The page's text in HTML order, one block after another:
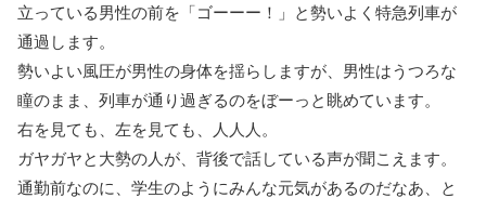
立っている男性の前を「ゴーーー！」と勢いよく特急列車が
通過します。
勢いよい風圧が男性の身体を揺らしますが、男性はうつろな
瞳のまま、列車が通り過ぎるのをぼーっと眺めています。
右を見ても、左を見ても、人人人。
ガヤガヤと大勢の人が、背後で話している声が聞こえます。
通勤前なのに、学生のようにみんな元気があるのだなあ、と